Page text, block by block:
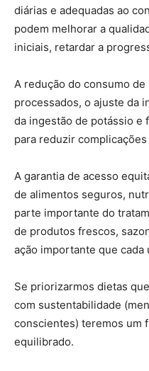
diárias e adequadas ao
podem melhorar a
iniciais, retardar a
A redução do consumo
processados, o ajuste da
da ingestão de potássio e
para reduzir
A garantia de acesso
de alimentos seguros,
parte importante do
de produtos frescos,
ação importante que cada
Se priorizarmos dietas
com sustentabilidade
conscientes) teremos um
equilibrado.